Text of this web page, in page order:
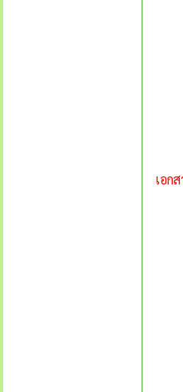
เอกส